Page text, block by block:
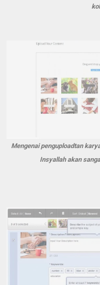
Mengenai penguploadtan
Insyallah akan